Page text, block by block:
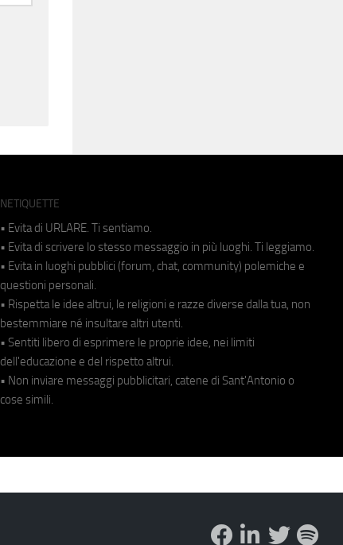
NETIQUETTE
• Evita di URLARE. Ti sentiamo.
• Evita di scrivere lo stesso messaggio in più luoghi. Ti leggiamo.
• Evita in luoghi pubblici (forum, chat, community) polemiche e
questioni personali.
• Rispetta le idee altrui, le religioni e razze diverse dalla tua, non
bestemmiare né insultare altri utenti.
• Sentiti libero di esprimere le proprie idee, nei limiti
dell'educazione e del rispetto altrui.
• Non inviare messaggi pubblicitari, catene di Sant'Antonio o
cose simili.